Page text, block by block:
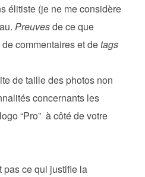
élitiste (je ne me considère
Preuvesde ce que
commentaires et detags
de taille des photos non
concernants les
“Pro” à côté de votre
pas ce qui justifie la